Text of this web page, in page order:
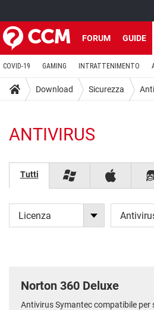
FORUM GUIDE
COVID-19 GAMING INTRATTENIMENTO
Download Sicurezza
ANTIVIRUS
Tutti
Licenza
Norton 360 Deluxe
Antivirus Symantec compatibile per